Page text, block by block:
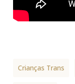
Crianças Trans